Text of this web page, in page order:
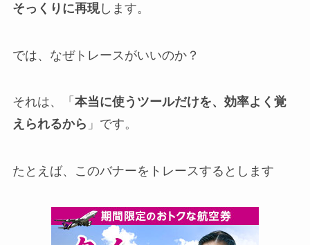
そっくりに再現します。
では、なぜトレースがいいのか？
それは、「 本当に使うツールだけを、効率よく覚
えられるから 」です。
たとえば、このバナーをトレースするとします